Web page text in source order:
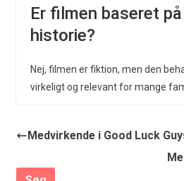
Er filmen baseret
historie?
Nej, filmen er fiktion, men den
virkeligt og relevant for mange
Medvirkende i Good Luck